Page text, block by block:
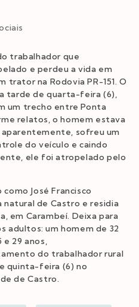
trabalhador que
e perdeu a vida em
trator na Rodovia PR-151. O
tarde de quarta-feira (6),
um trecho entre Ponta
relatos, o homem estava
sofreu um
do veículo e caindo
ele foi atropelado pelo
José Francisco
natural de Castro e residia
em Carambeí. Deixa para
adultos: um homem de 32
29 anos,
do trabalhador rural
quinta-feira (6) no
de Castro.